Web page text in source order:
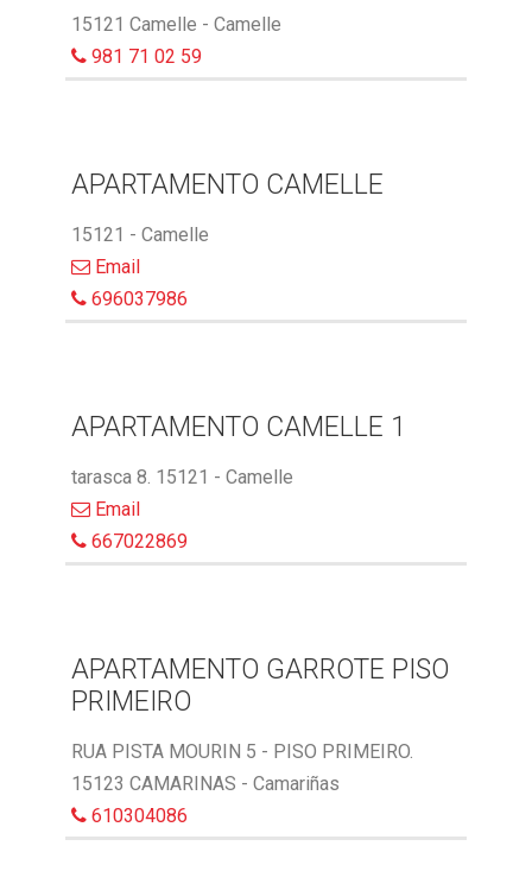
15121 Camelle - Camelle
981 71 02 59
APARTAMENTO CAMELLE
15121 - Camelle
Email
696037986
APARTAMENTO CAMELLE 1
tarasca 8. 15121 - Camelle
Email
667022869
APARTAMENTO GARROTE PISO
PRIMEIRO
RUA PISTA MOURIN 5 - PISO PRIMEIRO.
15123 CAMARINAS - Camariñas
610304086